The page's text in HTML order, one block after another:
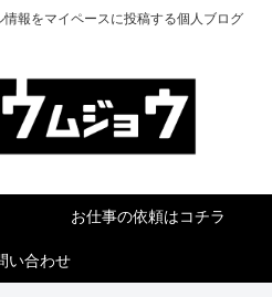
報をマイペースに投稿する個人ブログ
お仕事の依頼はコチラ
い合わせ